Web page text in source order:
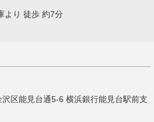
より 徒歩 約7分
区能見台通5-6 横浜銀行能見台駅前支